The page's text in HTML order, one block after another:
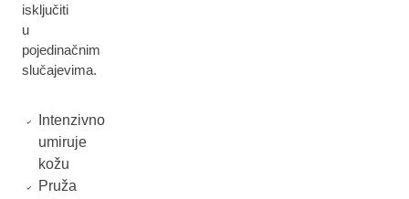
isključiti
u
pojedinačnim
slučajevima.
Intenzivno
umiruje
kožu
Pruža